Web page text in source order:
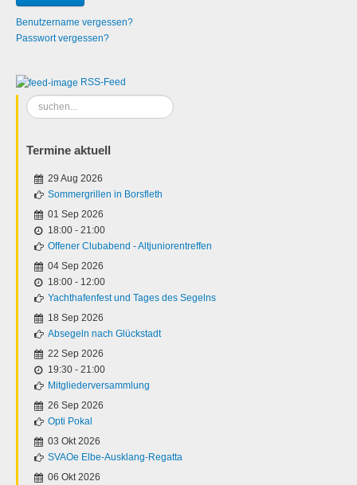
Benutzername vergessen?
Passwort vergessen?
RSS-Feed
Suchen
...
Termine aktuell
29 Aug 2026
Sommergrillen in Borsfleth
01 Sep 2026
18:00 - 21:00
Offener Clubabend - Altjuniorentreffen
04 Sep 2026
18:00 - 12:00
Yachthafenfest und Tages des Segelns
18 Sep 2026
Absegeln nach Glückstadt
22 Sep 2026
19:30 - 21:00
Mitgliederversammlung
26 Sep 2026
Opti Pokal
03 Okt 2026
SVAOe Elbe-Ausklang-Regatta
06 Okt 2026